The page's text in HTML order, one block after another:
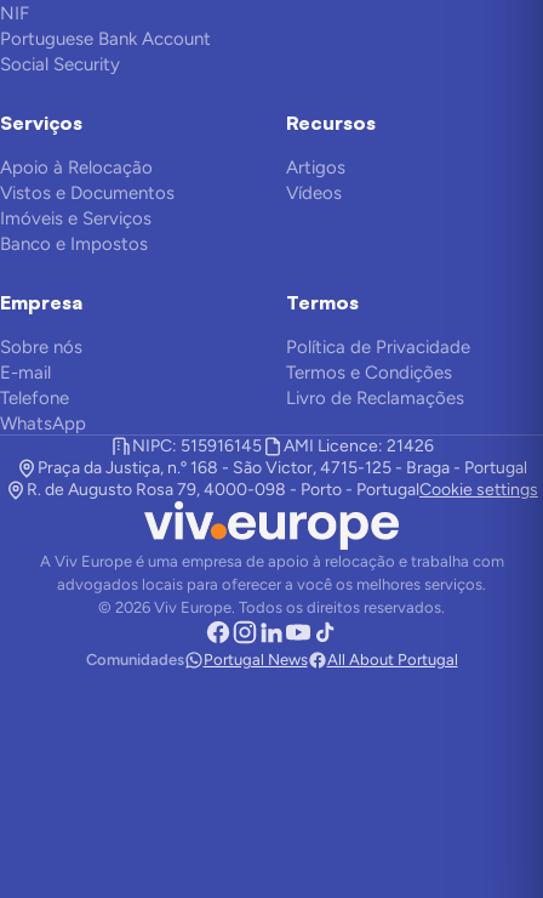
NIF
Portuguese Bank Account
Social Security
Serviços
Apoio à Relocação
Vistos e Documentos
Imóveis e Serviços
Banco e Impostos
Recursos
Artigos
Vídeos
Empresa
Sobre nós
E-mail
Telefone
WhatsApp
Termos
Política de Privacidade
Termos e Condições
Livro de Reclamações
NIPC: 515916145
AMI Licence: 21426
Praça da Justiça, n.º 168 - São Victor, 4715-125 - Braga - Portugal
R. de Augusto Rosa 79, 4000-098 - Porto - PortugalCookie settings
A Viv Europe é uma empresa de apoio à relocação e trabalha com
advogados locais para oferecer a você os melhores serviços.
© 2026 Viv Europe. Todos os direitos reservados.
Comunidades Portugal News All About Portugal